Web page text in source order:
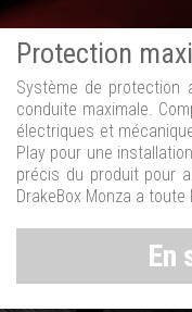
Protection
Système de protection
conduite maximale.
électriques et
Play pour une
précis du produit pour
DrakeBox Monza a
En